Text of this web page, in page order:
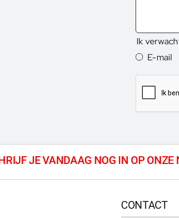
Ik
E-mail
CONTACT